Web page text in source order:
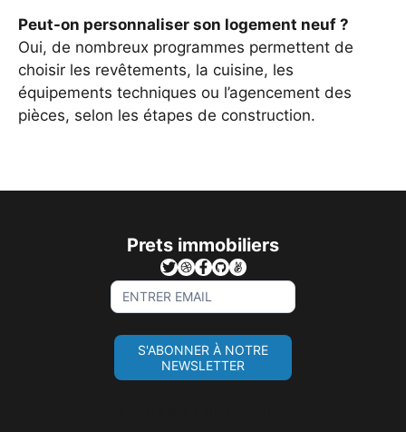
Peut-on personnaliser son logement neuf ?
Oui, de nombreux programmes permettent de
choisir les revêtements, la cuisine, les
équipements techniques ou l’agencement des
pièces, selon les étapes de construction.
Prets immobiliers
Sign
Up
For
Newsletter
S'ABONNER À NOTRE
NEWSLETTER